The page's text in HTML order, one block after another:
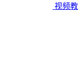
视频教